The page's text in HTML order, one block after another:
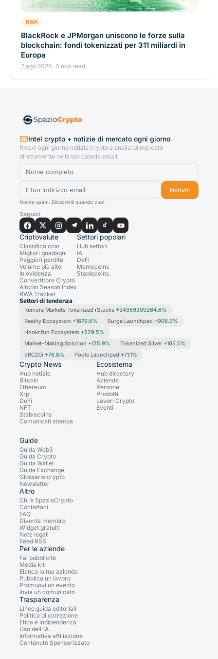
RWA
BlackRock e JPMorgan uniscono le forze sulla
blockchain: fondi tokenizzati per 311 miliardi in
Europa
7 ago 2026 · 5 min read
Intel crypto + notizie di mercato ogni giorno
Ricevi ogni giorno notizie crypto e analisi di mercato
direttamente nella tua casella email.
Iscriviti
Niente spam. Disiscriviti quando vuoi.
Seguici
Criptovalute
Classifica coin
Migliori guadagni
Peggiori perdite
Volume più alto
In evidenza
Convertitore Crypto
Altcoin Season Index
RWA Tracker
Settori popolari
Hub settori
IA
DeFi
Memecoins
Stablecoins
Settori di tendenza
Remora Markets Tokenized rStocks +34359309264.6%
Reality Ecosystem +1679.6% Surge Launchpad +908.9%
Hookr.fun Ecosystem +229.5%
Market-Making Solution +125.9% Tokenized Silver +105.5%
ERC20i +76.8% Pools Launchpad +71.1%
Crypto News
Hub notizie
Bitcoin
Ethereum
Xrp
DeFi
NFT
Stablecoins
Comunicati stampa
Ecosistema
Hub directory
Aziende
Persone
Prodotti
Lavori Crypto
Eventi
Guide
Guida Web3
Guida Crypto
Guida Wallet
Guida Exchange
Glossario crypto
Newsletter
Altro
Chi è SpazioCrypto
Contattaci
FAQ
Diventa membro
Widget gratuiti
Note legali
Feed RSS
Per le aziende
Fai pubblicità
Media kit
Elenca la tua azienda
Pubblica un lavoro
Promuovi un evento
Invia un comunicato
Trasparenza
Linee guida editoriali
Politica di correzione
Etica e indipendenza
Uso dell'IA
Informativa affiliazione
Contenuto Sponsorizzato